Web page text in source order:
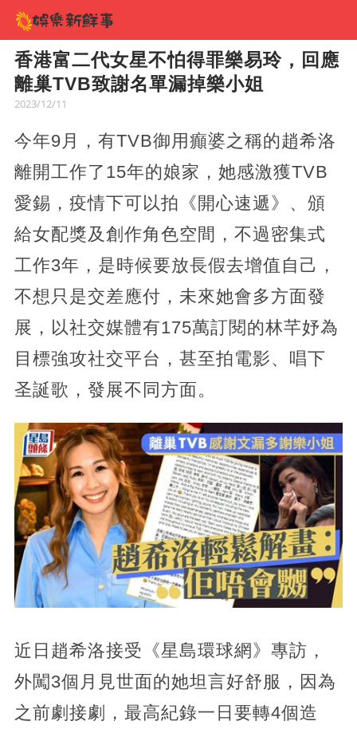
香港富二代女星不怕得罪樂易玲，回應
離巢TVB致謝名單漏掉樂小姐
2023/12/11
今年9月，有TVB御用癲婆之稱的趙希洛
離開工作了15年的娘家，她感激獲TVB
愛錫，疫情下可以拍《開心速遞》、頒
給女配獎及創作角色空間，不過密集式
工作3年，是時候要放長假去增值自己，
不想只是交差應付，未來她會多方面發
展，以社交媒體有175萬訂閱的林芊妤為
目標強攻社交平台，甚至拍電影、唱下
圣誕歌，發展不同方面。
近日趙希洛接受《星島環球網》專訪，
外闖3個月見世面的她坦言好舒服，因為
之前劇接劇，最高紀錄一日要轉4個造